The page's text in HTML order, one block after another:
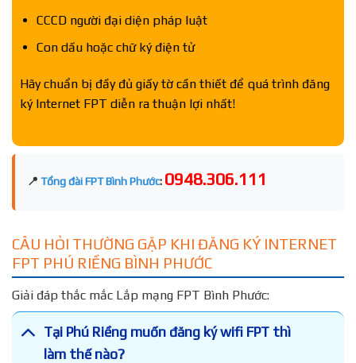
CCCD người đại diện pháp luật
Con dấu hoặc chữ ký điện tử
Hãy chuẩn bị đầy đủ giấy tờ cần thiết để quá trình đăng
ký Internet FPT diễn ra thuận lợi nhất!
📍 Tổng đài FPT Bình Phước: 0948.306.111
CÂU HỎI THƯỜNG GẶP KHI ĐĂNG KÝ INTERNET
FPT PHÚ RIỀNG BÌNH PHƯỚC
Giải đáp thắc mắc Lắp mạng FPT Bình Phước:
Tại Phú Riềng muốn đăng ký wifi FPT thì
làm thế nào?